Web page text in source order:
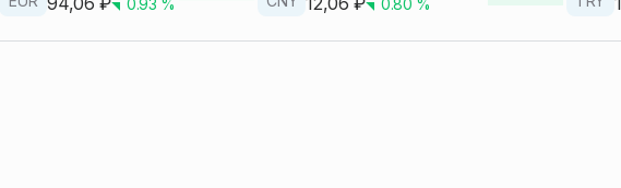
0.93 % 0.80 %